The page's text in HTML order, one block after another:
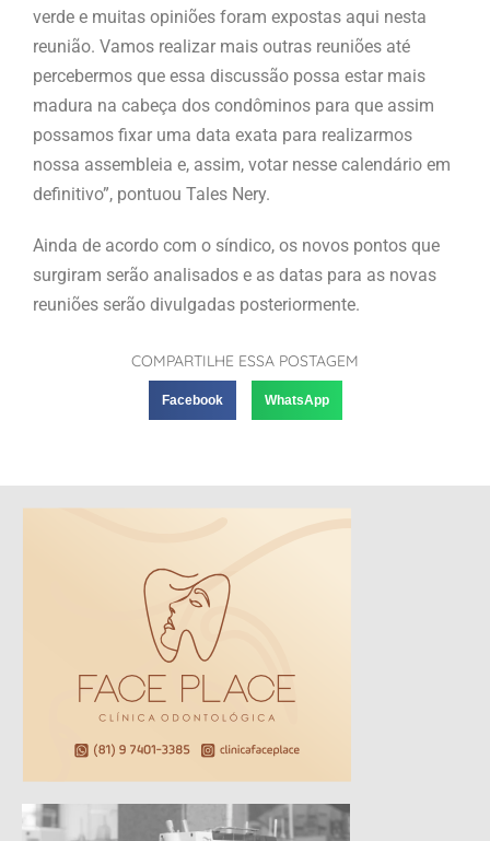
verde e muitas opiniões foram expostas aqui nesta
reunião. Vamos realizar mais outras reuniões até
percebermos que essa discussão possa estar mais
madura na cabeça dos condôminos para que assim
possamos fixar uma data exata para realizarmos
nossa assembleia e, assim, votar nesse calendário em
definitivo”, pontuou Tales Nery.
Ainda de acordo com o síndico, os novos pontos que
surgiram serão analisados e as datas para as novas
reuniões serão divulgadas posteriormente.
COMPARTILHE ESSA POSTAGEM
Facebook WhatsApp